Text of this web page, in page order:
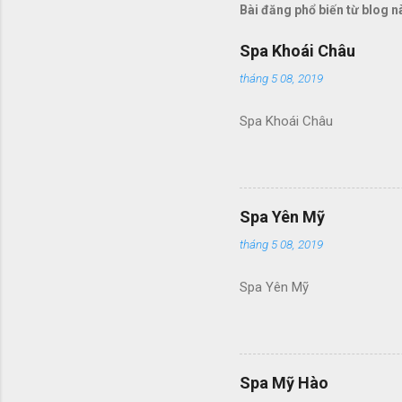
Bài đăng phổ biến từ blog
Spa Khoái Châu
tháng 5 08, 2019
Spa Khoái Châu
Spa Yên Mỹ
tháng 5 08, 2019
Spa Yên Mỹ
Spa Mỹ Hào